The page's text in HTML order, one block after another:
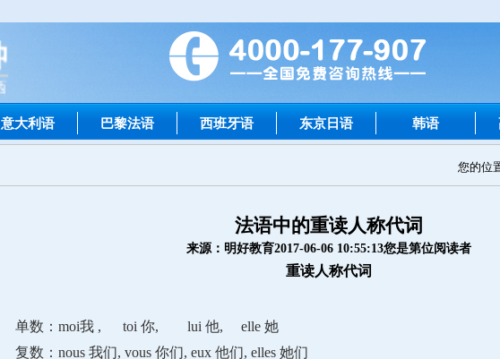
意大利语 巴黎法语 西班牙语 东京日语 韩语
您的位
法语中的重读人称代词
来源：明好教育2017-06-06 10:55:13您是第位阅读者
重读人称代词
单数：moi我 ,      toi 你,        lui 他,     elle 她